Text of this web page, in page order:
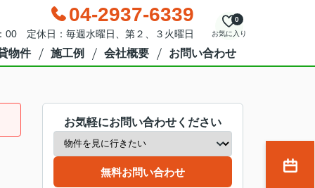
04-2937-6339
00 定休日：毎週水曜日、第２、３火曜日 お気に入り
0
物件 施工例 会社概要 お問い合わせ
お気軽にお問い合わせください
無料お問い合わせ